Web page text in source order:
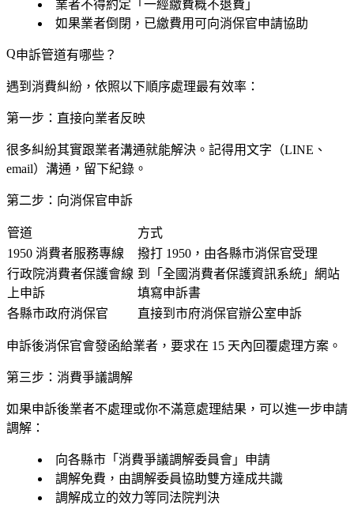
業者不得約定「一經繳費概不退費」
如果業者倒閉，已繳費用可向消保官申請協助
申訴管道有哪些？
遇到消費糾紛，依照以下順序處理最有效率：
第一步：直接向業者反映
很多糾紛其實跟業者溝通就能解決。記得用文字（LINE、
email）溝通，留下紀錄。
第二步：向消保官申訴
管道
方式
1950 消費者服務專線
撥打 1950，由各縣市消保官受理
行政院消費者保護會線
上申訴
到「全國消費者保護資訊系統」網站
填寫申訴書
各縣市政府消保官
直接到市府消保官辦公室申訴
申訴後消保官會發函給業者，要求在 15 天內回覆處理方案。
第三步：消費爭議調解
如果申訴後業者不處理或你不滿意處理結果，可以進一步申請
調解：
向各縣市「消費爭議調解委員會」申請
調解免費，由調解委員協助雙方達成共識
調解成立的效力等同法院判決